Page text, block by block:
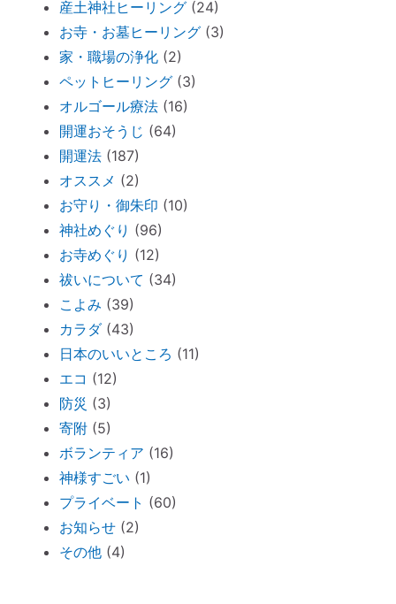
悪いカルマを相殺できるコツコツ貯金
仏壇内の断捨離
ペットヒーリング（ペットの不仲、誤食）
オススメ：全身に効果的な「耳温灸」～煙
が出ない温灸器
断捨離しながら寄付できる「いいことシッ
プ」～ 必要なのは送料のみ。
胎内記憶ガール「お空のセカイ」～流産の
理由が少し可愛くてホッコリ。
「胎内記憶」を持つ子どもが増えているワ
ケ
新生活が始まったら「鎮守神社リサーチ」
を。
古い携帯から受けるダメージ
周りを優先し過ぎる人のための「ご自愛レ
ッスン」
神社巡りならぬ「トイレ巡り」～The
Tokyo Toilet
ずっと観ていたい。映画「PERFECT
DAYS」
電子レンジの電磁波対策に「レンジプロテ
クター」
産土神社ヒーリング(24)
お寺・お墓ヒーリング(3)
家・職場の浄化(2)
ペットヒーリング(3)
オルゴール療法(16)
開運おそうじ (64)
開運法(187)
オススメ (2)
お守り・御朱印 (10)
神社めぐり (96)
お寺めぐり (12)
祓いについて (34)
こよみ (39)
カラダ(43)
日本のいいところ (11)
エコ (12)
防災 (3)
寄附(5)
ボランティア (16)
神様すごい (1)
プライベート (60)
お知らせ(2)
その他(4)